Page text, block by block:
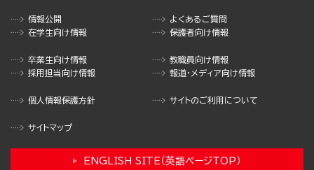
情報公開
よくあるご質問
在学生向け情報
保護者向け情報
卒業生向け情報
教職員向け情報
採用担当向け情報
報道・メディア向け情報
個人情報保護方針 サイトのご利用について
サイトマップ
ENGLISH SITE（英語ページTOP）